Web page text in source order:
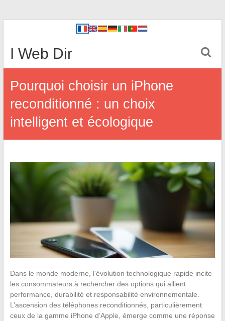
I Web Dir
Pourquoi choisir un iPhone
reconditionné : un choix
intelligent et écologique
Dans le monde moderne, l’évolution technologique rapide incite
les consommateurs à rechercher des options qui allient
performance, durabilité et responsabilité environnementale.
L’ascension des téléphones reconditionnés, particulièrement
ceux de la gamme iPhone d’Apple, émerge comme une réponse